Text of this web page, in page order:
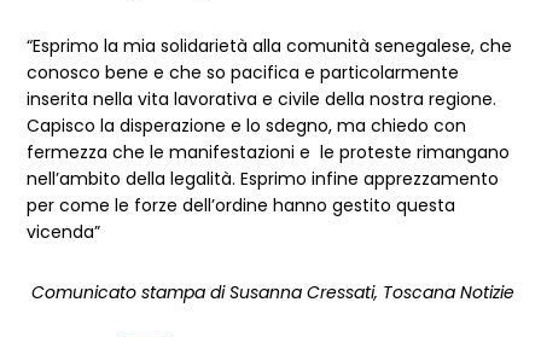
“Esprimo la mia solidarietà alla comunità senegalese, che
conosco bene e che so pacifica e particolarmente
inserita nella vita lavorativa e civile della nostra regione.
Capisco la disperazione e lo sdegno, ma chiedo con
fermezza che le manifestazioni e le proteste rimangano
nell’ambito della legalità. Esprimo infine apprezzamento
per come le forze dell’ordine hanno gestito questa
vicenda”
Comunicato stampa di Susanna Cressati, Toscana Notizie